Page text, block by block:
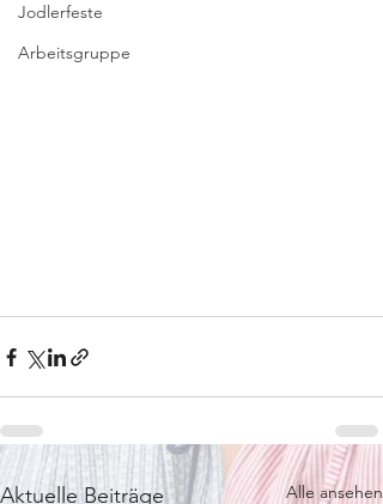
Jodlerfeste
Arbeitsgruppe
Aktuelle Beiträge Alle ansehen